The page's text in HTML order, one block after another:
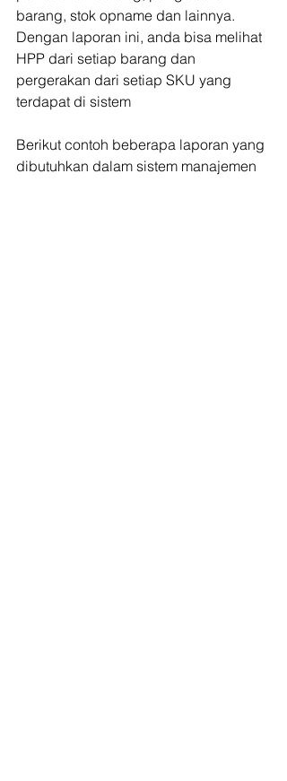
barang, stok opname dan lainnya.
Dengan laporan ini, anda bisa melihat
HPP dari setiap barang dan
pergerakan dari setiap SKU yang
terdapat di sistem
Berikut contoh beberapa laporan yang
dibutuhkan dalam sistem manajemen